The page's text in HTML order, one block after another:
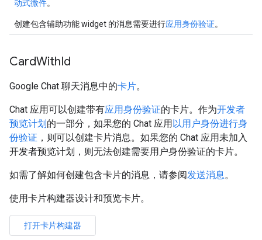
动式微件。
创建包含辅助功能 widget 的消息需要进行应用身份验证。
CardWithId
Google Chat 聊天消息中的卡片。
Chat 应用可以创建带有应用身份验证的卡片。作为开发者
预览计划的一部分，如果您的 Chat 应用以用户身份进行身
份验证 ，则可以创建卡片消息。如果您的 Chat 应用未加入
开发者预览计划，则无法创建需要用户身份验证的卡片。
如需了解如何创建包含卡片的消息，请参阅发送消息。
使用卡片构建器设计和预览卡片。
打开卡片构建器